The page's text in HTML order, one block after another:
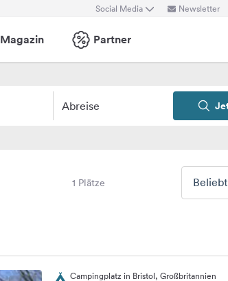
Social Media Newsletter
Magazin Partner
Abreise
1 Plätze
Campingplatz in Bristol, Großbritannien